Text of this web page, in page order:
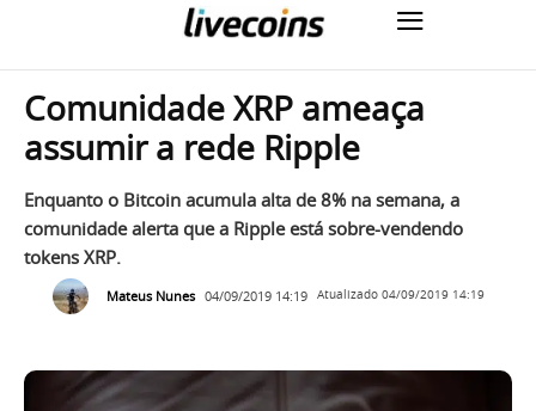
Comunidade XRP ameaça
assumir a rede Ripple
Enquanto o Bitcoin acumula alta de 8% na semana, a
comunidade alerta que a Ripple está sobre-vendendo
tokens XRP.
Mateus Nunes 04/09/2019 14:19 Atualizado 04/09/2019 14:19